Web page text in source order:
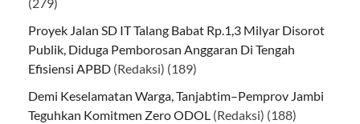
Proyek Jalan SD IT Talang Babat Rp.1,3 Milyar Disorot
Publik, Diduga Pemborosan Anggaran Di Tengah
Efisiensi APBD (Redaksi) (189)
Demi Keselamatan Warga, Tanjabtim–Pemprov Jambi
Teguhkan Komitmen Zero ODOL (Redaksi) (188)